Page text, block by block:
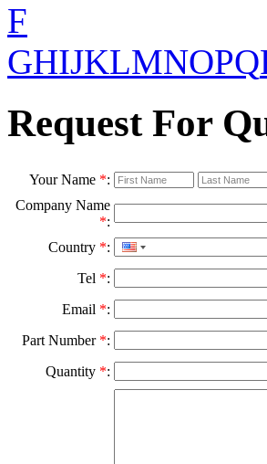
F
GHIJKLMNOPQ
Request For
Your Name *:
Company Name
*:
Country *:
Tel *:
Email *:
Part Number *:
Quantity *: